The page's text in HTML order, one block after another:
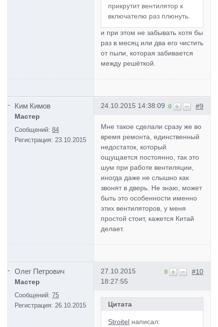
прикрутит вентилятор к
включателю раз плюнуть.
и при этом не забывать хотя бы
раз в месяц или два его чистить
от пыли, которая забивается
между решёткой.
Ким Кимов
Мастер
Сообщений: 84
Регистрация: 23.10.2015
#9
0
24.10.2015 14:38:09
Мне такое сделали сразу же во
время ремонта, единственный
недостаток, который
ощущается постоянно, так это
шум при работе вентиляции,
иногда даже не слышно как
звонят в дверь. Не знаю, может
быть это особенности именно
этих вентиляторов, у меня
простой стоит, кажется Китай
делает.
Олег Петрович
Мастер
Сообщений: 75
Регистрация: 26.10.2015
#10
0
27.10.2015
18:27:55
Цитата
Stroitel написал: